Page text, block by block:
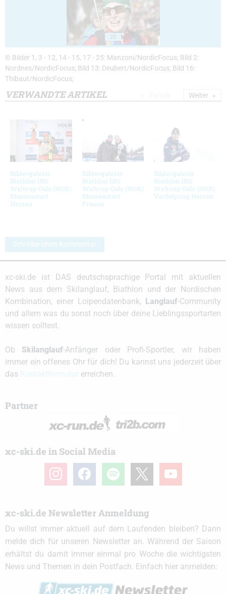
25
© Bilder 1, 3 - 12, 14 - 15, 17 - 25: Manzoni/NordicFocus; Bild 2:
Nordnes/NordicFocus; Bild 13: Deubert/NordicFocus; Bild 16:
Thibaut/NordicFocus;
VERWANDTE ARTIKEL
Bildergalerie
Biathlon IBU
Weltcup Oslo (NOR)
Massenstart
Herren
Bildergalerie
Biathlon IBU
Weltcup Oslo (NOR)
Massenstart
Frauen
Bildergalerie
Biathlon IBU
Weltcup Oslo (NOR)
Verfolgung Herren
Weiter
Schreibe einen Kommentar
xc-ski.de ist DAS deutschsprachige Portal mit aktuellen
News aus dem Skilanglauf, Biathlon und der Nordischen
Kombination, einer Loipendatenbank, Langlauf-Community
und allem was du sonst noch über deine Lieblingssportarten
wissen solltest.
Ob Skilanglauf-Anfänger oder Profi-Sportler, wir haben
immer ein offenes Ohr für dich! Du kannst uns jederzeit über
das
erreichen.
Partner
xc-ski.de in Social Media
instagramfacebook spotify youtube
xc-ski.de Newsletter Anmeldung
Du willst immer aktuell auf dem Laufenden bleiben? Dann
melde dich für unseren Newsletter an. Während der Saison
erhältst du damit immer einmal pro Woche die wichtigsten
News und Themen in dein Postfach. Einfach hier anmelden: